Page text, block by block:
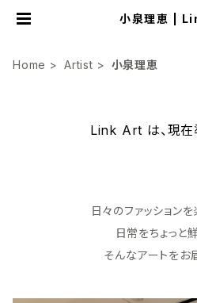
小泉理恵 |
Home Artist 小泉理恵
Link Art は、現在
日々のファッションを
日常をちょっと
そんなアートをお